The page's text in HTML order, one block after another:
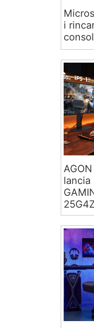
i
lancia